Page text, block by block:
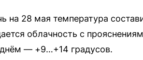
на 28 мая температура
облачность с
— +9…+14 градусов.